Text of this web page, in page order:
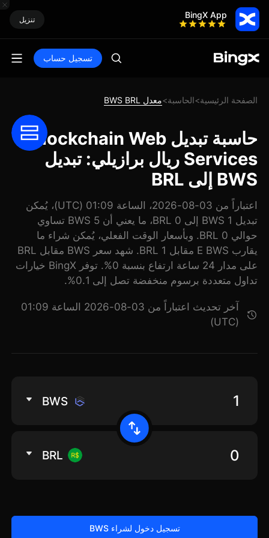
BingX App تنزيل
تسجيل حساب
الصفحة الرئيسية>الحاسبة>معدل BWS BRL
حاسبة تبديل Blockchain Web
Services ريال برازيلي: تبديل
BWS إلى BRL
اعتباراً من 03-08-2026، الساعة 01:09 (UTC)، يُمكن
تبديل 1 BWS إلى 0 BRL، ما يعني أن 5 BWS تساوي
حوالي 0 BRL. وبأسعار الوقت الفعلي، يُمكن شراء ما
يقارب E BWS مقابل 1 BRL. شهد سعر BWS مقابل BRL
على مدار 24 ساعة ارتفاع بنسبة 0%. توفر BingX خيارات
تداول متعددة برسوم منخفضة تصل إلى 0.1%.
آخر تحديث اعتباراً من 03-08-2026 الساعة 01:09
(UTC)
BWS
BRL
تسجيل دخول لشراء BWS